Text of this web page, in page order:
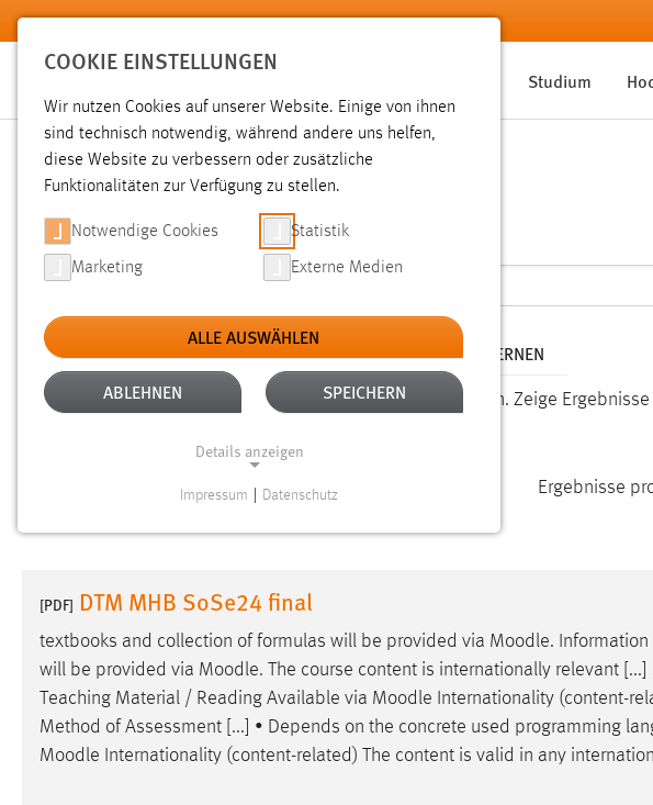
Zum Hauptinhalt springen
Studium
SUCHE
Aktive Filter: ALTER: ÜBER EIN JAHR ALLE FILTER ENTFERNEN
Gesucht nach "moodle". Es wurden 243 Ergebnisse gefunden. Zeige
Ergebnisse
[PDF] DTM MHB SoSe24 final
textbooks and collection of formulas will be provided via Moodle.
will be provided via Moodle. The course content is internationally relevant
Teaching Material / Reading Available via Moodle Internationality (content-
Method of Assessment [...] • Depends on the concrete used programming
Moodle Internationality (content-related) The content is valid in any
COOKIE EINSTELLUNGEN
Wir nutzen Cookies auf unserer Website. Einige von ihnen
sind technisch notwendig, während andere uns helfen,
diese Website zu verbessern oder zusätzliche
Funktionalitäten zur Verfügung zu stellen.
Notwendige Cookies Statistik
Marketing Externe Medien
ALLE AUSWÄHLEN
ABLEHNEN SPEICHERN
Details anzeigen
Website erforderlich.
Einverständnis
Name: cookie_consent
Dieser Cookie speichert die
ausgewählten Einverständnis-Optionen
Impressum Datenschutz